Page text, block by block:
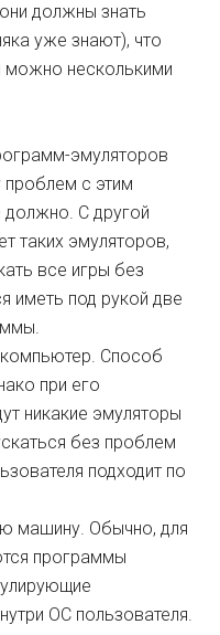
должны знать
уже знают), что
можно несколькими
эмуляторов
проблем с этим
должно. С другой
таких эмуляторов,
все игры без
иметь под рукой две
Способ
при его
никакие эмуляторы
без проблем
подходит по
машину. Обычно, для
программы
ОС пользователя.